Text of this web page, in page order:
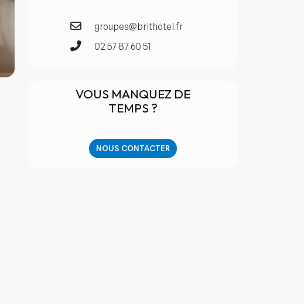
groupes@brithotel.fr
02 57 87 60 51
VOUS MANQUEZ DE
TEMPS ?
NOUS CONTACTER